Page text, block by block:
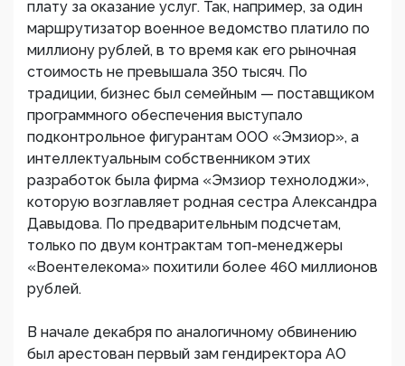
плату за оказание услуг. Так, например, за один
маршрутизатор военное ведомство платило по
миллиону рублей, в то время как его рыночная
стоимость не превышала 350 тысяч. По
традиции, бизнес был семейным — поставщиком
программного обеспечения выступало
подконтрольное фигурантам ООО «Эмзиор», а
интеллектуальным собственником этих
разработок была фирма «Эмзиор технолоджи»,
которую возглавляет родная сестра Александра
Давыдова. По предварительным подсчетам,
только по двум контрактам топ-менеджеры
«Воентелекома» похитили более 460 миллионов
рублей.
В начале декабря по аналогичному обвинению
был арестован первый зам гендиректора АО